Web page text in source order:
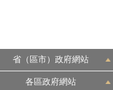
省（區市）政府網站
各區政府網站